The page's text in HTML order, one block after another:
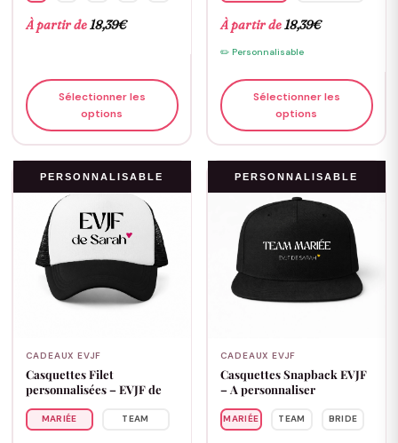
À partir de18,39€
Sélectionner les
options
À partir de18,39€
✏️ Personnalisable
Sélectionner les
options
PERSONNALISABLE
CADEAUX EVJF
Casquettes Filet
personnalisées – EVJF de
MARIÉE TEAM
PERSONNALISABLE
CADEAUX EVJF
Casquettes Snapback EVJF
– A personnaliser
MARIÉE TEAM BRIDE